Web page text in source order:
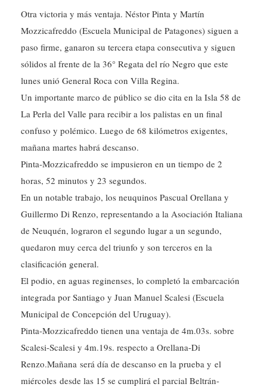
Mozzicafreddo (Escuela Municipal de Patagones) siguen a
paso firme, ganaron su tercera etapa consecutiva y siguen
sólidos al frente de la 36° Regata del río Negro que este
lunes unió General Roca con Villa Regina.
Un importante marco de público se dio cita en la Isla 58 de
La Perla del Valle para recibir a los palistas en un final
confuso y polémico. Luego de 68 kilómetros exigentes,
mañana martes habrá descanso.
Pinta-Mozzicafreddo se impusieron en un tiempo de 2
horas, 52 minutos y 23 segundos.
En un notable trabajo, los neuquinos Pascual Orellana y
Guillermo Di Renzo, representando a la Asociación Italiana
de Neuquén, lograron el segundo lugar a un segundo,
quedaron muy cerca del triunfo y son terceros en la
clasificación general.
El podio, en aguas reginenses, lo completó la embarcación
integrada por Santiago y Juan Manuel Scalesi (Escuela
Municipal de Concepción del Uruguay).
Pinta-Mozzicafreddo tienen una ventaja de 4m.03s. sobre
Scalesi-Scalesi y 4m.19s. respecto a Orellana-Di
Renzo.Mañana será día de descanso en la prueba y el
miércoles desde las 15 se cumplirá el parcial Beltrán-
Choele, que tendrá como particularidad la implementación